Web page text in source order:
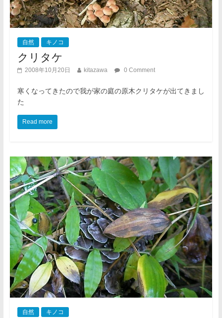
自然 キノコ
クリタケ
2008年10月20日 kitazawa 0 Comment
寒くなってきたので我が家の庭の原木クリタケが出てきまし
た
Read more
自然 キノコ